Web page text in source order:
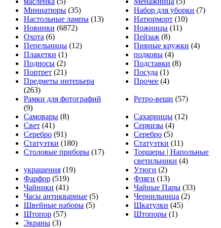
Миниатюры (35) Набор для уборки (7)
Настольные лампы (13) Натюрморт (10)
Новинки (6872) Ножницы (11)
Охота (6) Пейзаж (8)
Пепельницы (12) Пивные кружки (4)
Плакетки (1) подковы (4)
Подносы (2) Подставки (8)
Портрет (21) Посуда (1)
Предметы интерьера
(263)
Прочее (4)
Рамки для фотографий
(9)
Ретро-вещи (57)
Самовары (8) Сахарницы (12)
Свет (41) Сервизы (4)
Серебро (91) Серебро (5)
Статуэтки (180) Статуэтки (11)
Столовые приборы (17)
Торшеры | Напольные
светильники (4)
украшения (19) Утюги (2)
Фарфор (519) Фляги (13)
Чайники (41) Чайные Пары (33)
Часы антикварные (5) Чернильница (2)
Швейные наборы (5) Шкатулки (45)
Штопор (57) Штопоры (1)
Экраны (3)